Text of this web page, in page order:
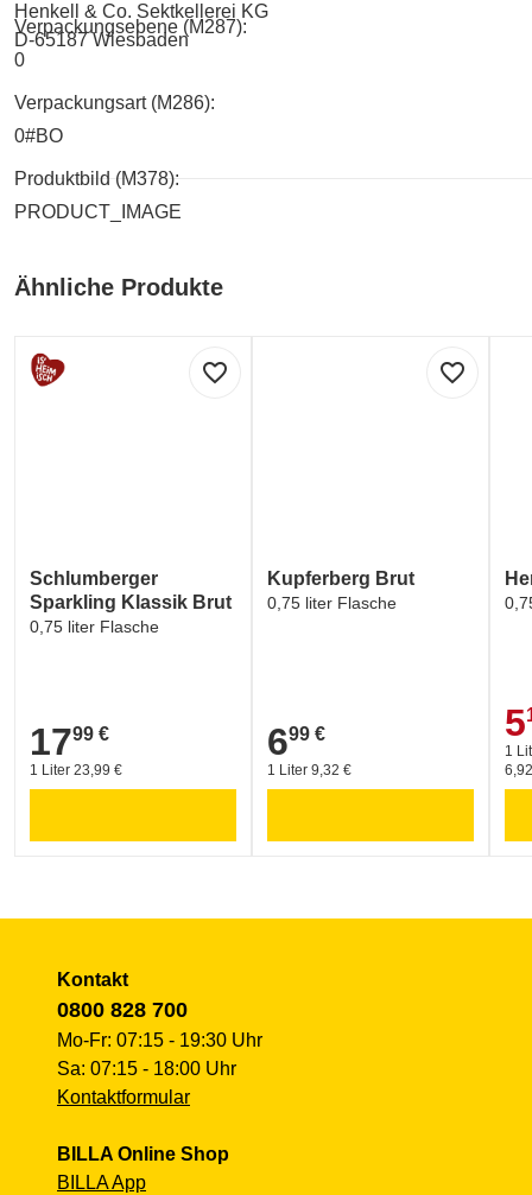
Henkell & Co. Sektkellerei KG
D-65187 Wiesbaden
Verpackungsebene (M287):
0
Verpackungsart (M286):
0#BO
Produktbild (M378):
PRODUCT_IMAGE
Ähnliche Produkte
favorite_border
Schlumberger
Sparkling Klassik Brut
0,75 liter Flasche
17,99 €
1799 €
1 Liter 23,99 €
favorite_border
Kupferberg Brut
0,75 liter Flasche
6,99 €
699 €
1 Liter 9,32 €
5
1
Kontakt
0800 828 700
Mo-Fr: 07:15 - 19:30 Uhr
Sa: 07:15 - 18:00 Uhr
Kontaktformular
BILLA Online Shop
BILLA App